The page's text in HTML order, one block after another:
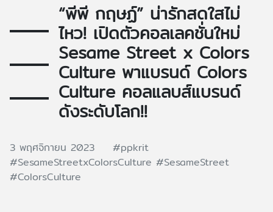
“พีพี กฤษฏ์” น่ารักสดใสไม่
ไหว! เปิดตัวคอลเลคชั่นใหม่
Sesame Street x Colors
Culture พาแบรนด์ Colors
Culture คอลแลบส์แบรนด์
ดังระดับโลก!!
3 พฤศจิกายน 2023
#ppkrit
#SesameStreetxColorsCulture #SesameStreet
#ColorsCulture